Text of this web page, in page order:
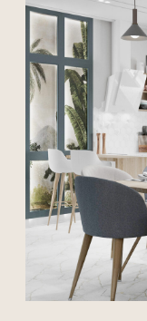
Разработка сайта
Политика в отношении
пользовательских данных
Стоимость
2025 Все права защищены